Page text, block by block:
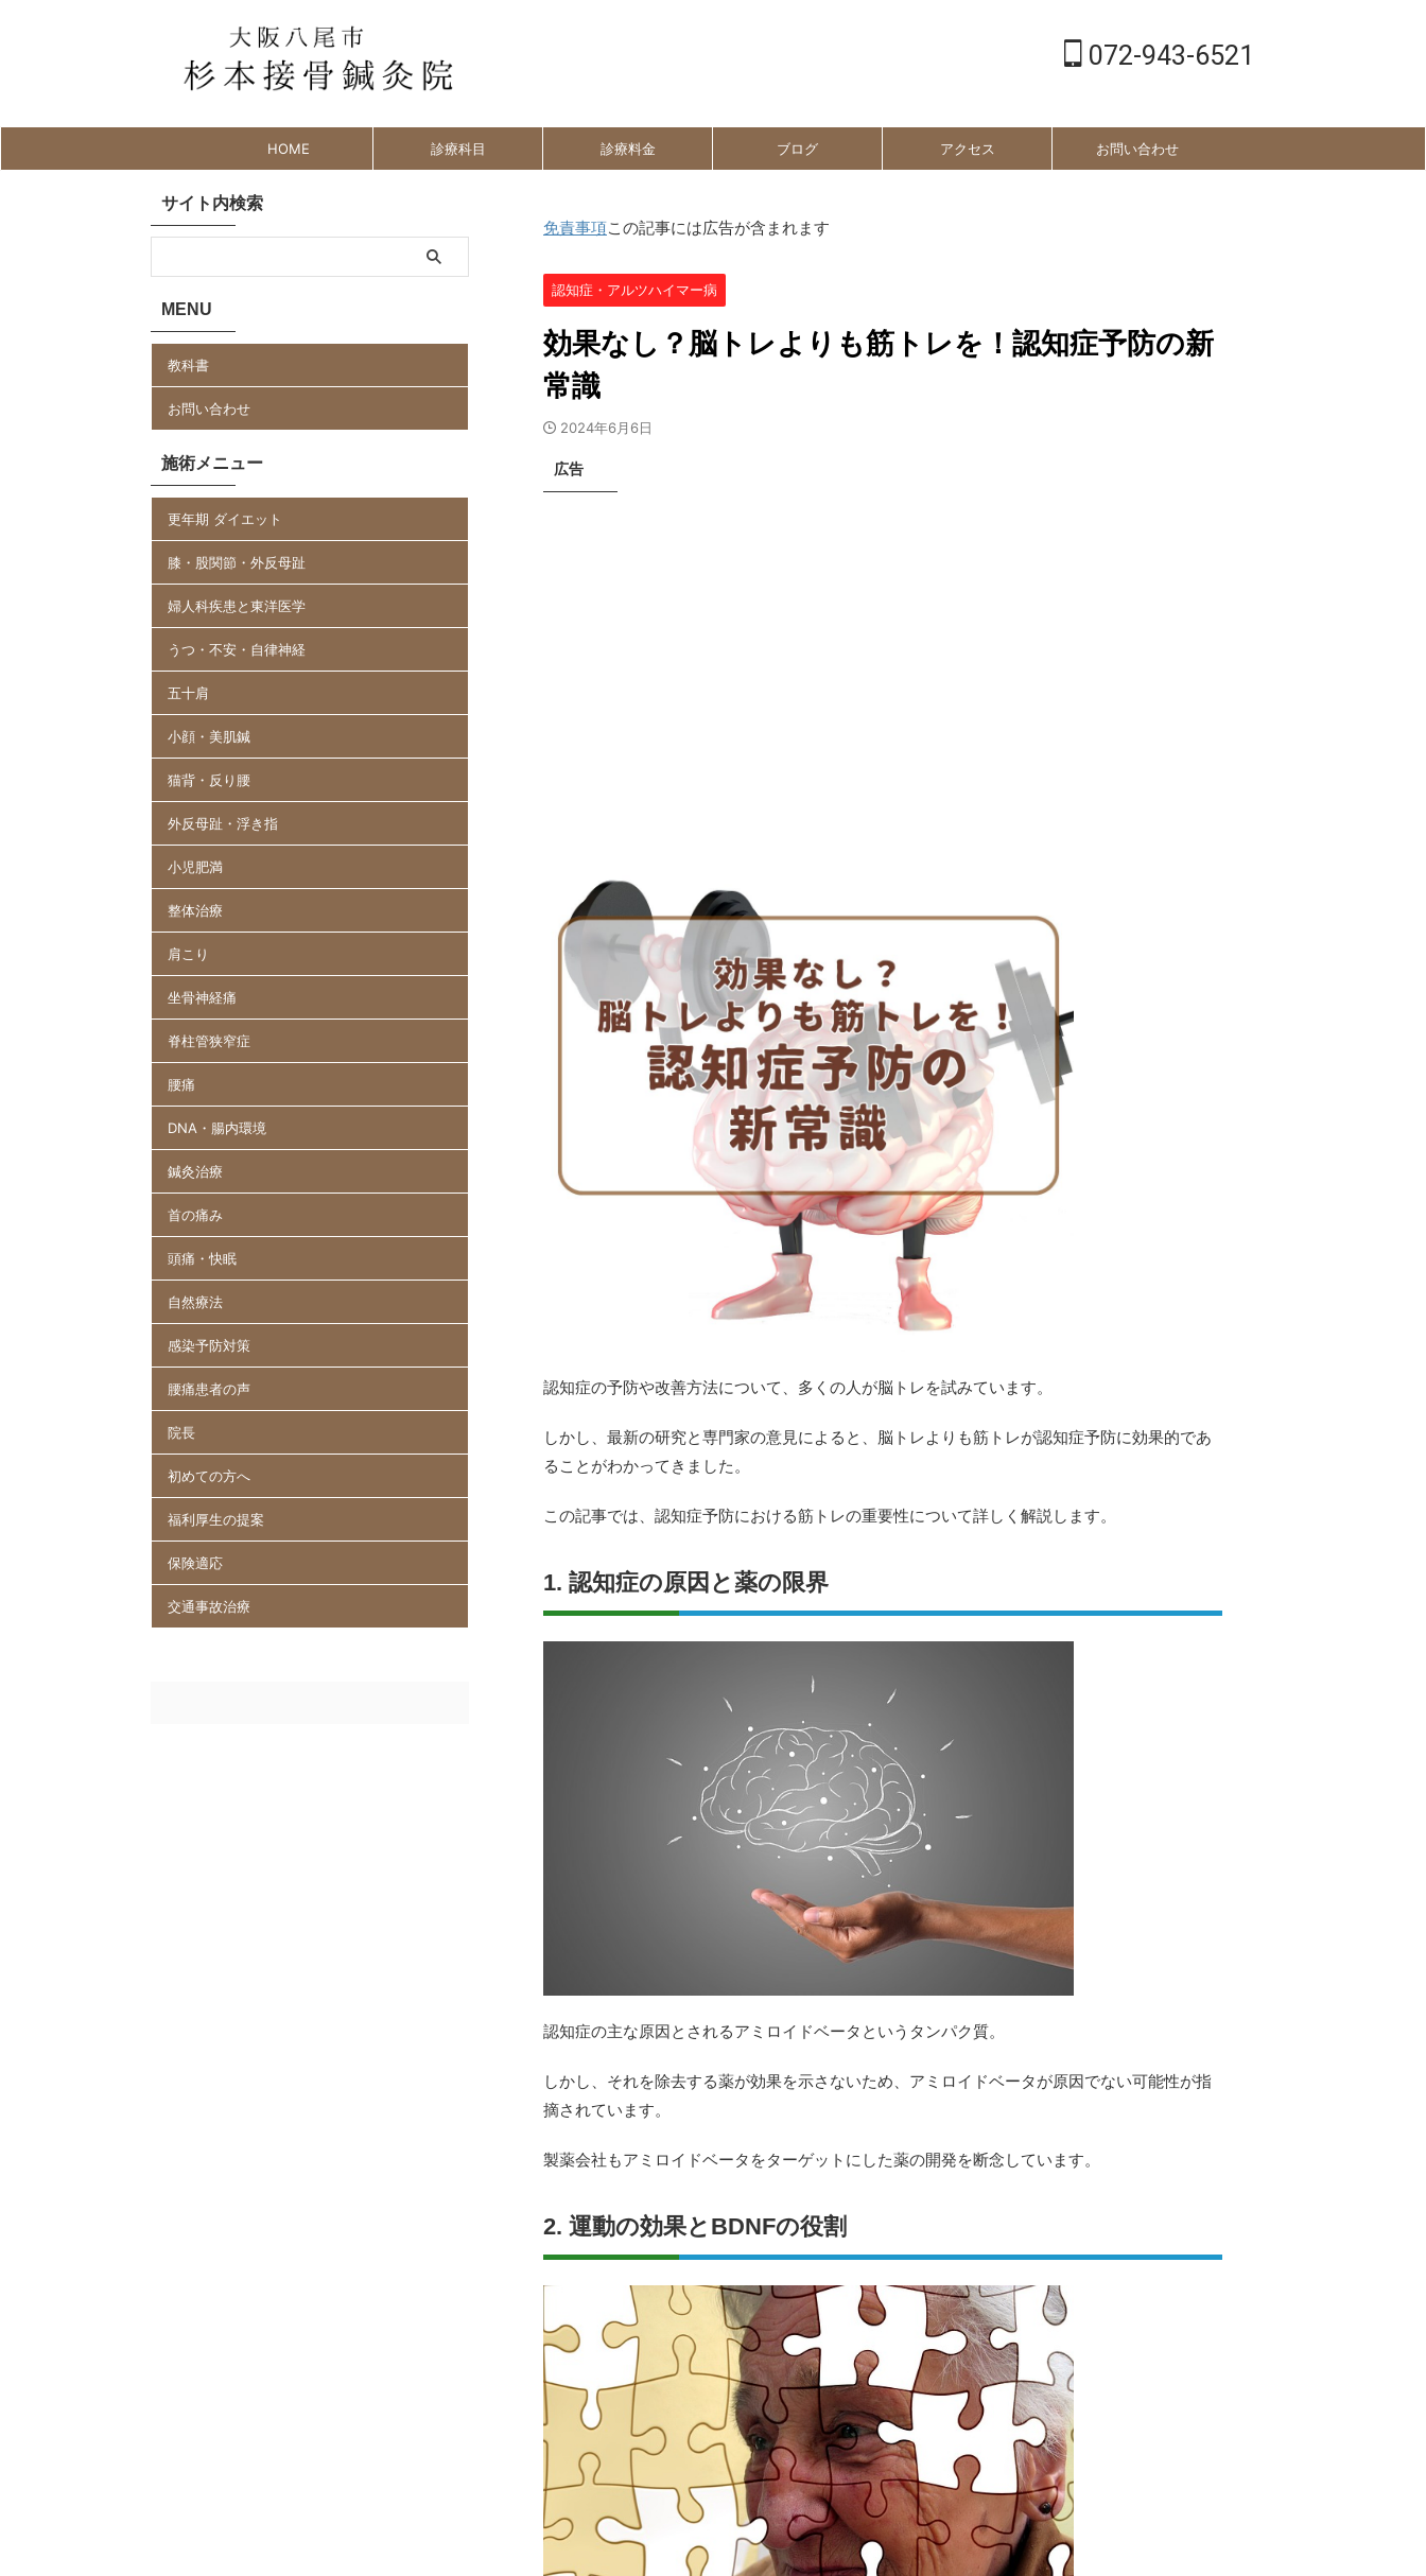
072-943-6521
HOME 診療科目 診療料金 ブログ アクセス お問い合わせ
免責事項この記事には広告が含まれます
認知症・アルツハイマー病
効果なし？脳トレよりも筋トレを！認知症予防の新
常識
2024年6月6日
広告
認知症の予防や改善方法について、多くの人が脳トレを試みています。
しかし、最新の研究と専門家の意見によると、脳トレよりも筋トレが認知症予防に効果的であ
ることがわかってきました。
この記事では、認知症予防における筋トレの重要性について詳しく解説します。
1. 認知症の原因と薬の限界
認知症の主な原因とされるアミロイドベータというタンパク質。
しかし、それを除去する薬が効果を示さないため、アミロイドベータが原因でない可能性が指
摘されています。
製薬会社もアミロイドベータをターゲットにした薬の開発を断念しています。
2. 運動の効果とBDNFの役割
サイト内検索
MENU
教科書
お問い合わせ
施術メニュー
更年期 ダイエット
膝・股関節・外反母趾
婦人科疾患と東洋医学
うつ・不安・自律神経
五十肩
小顔・美肌鍼
猫背・反り腰
外反母趾・浮き指
小児肥満
整体治療
肩こり
坐骨神経痛
脊柱管狭窄症
腰痛
DNA・腸内環境
鍼灸治療
首の痛み
頭痛・快眠
自然療法
感染予防対策
腰痛患者の声
院長
初めての方へ
福利厚生の提案
保険適応
交通事故治療